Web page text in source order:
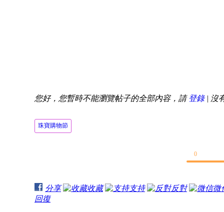
您好，您暫時不能瀏覽帖子的全部內容，請登錄| 沒
珠寶購物節
0
分享 收藏 支持 反對
微
回復